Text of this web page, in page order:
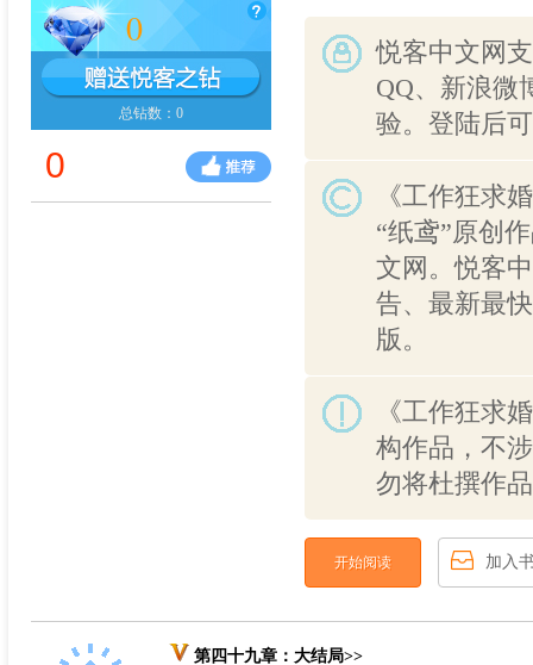
0
总钻数：0
0
悦客中文网
QQ、新浪微
验。登陆后
《工作狂求
“纸鸢”原创
文网。悦客
告、最新最
版。
《工作狂求
构作品，不
勿将杜撰作
开始阅读 加入
第四十九章：大结局>>